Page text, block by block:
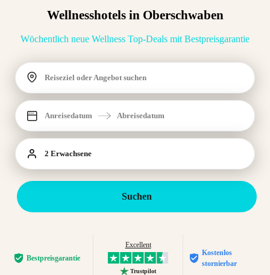
Wellnesshotels in Oberschwaben
Wöchentlich neue Wellness Top-Deals mit Bestpreisgarantie
Reiseziel oder Angebot suchen
Anreisedatum Abreisedatum
2 Erwachsene
Suchen
Bestpreis­garantie
Excellent
Trustpilot
Kostenlos
stornierbar